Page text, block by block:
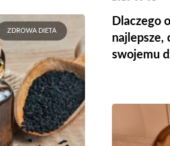
ZDROWA DIETA
Dlaczego
najlepsze,
swojemu